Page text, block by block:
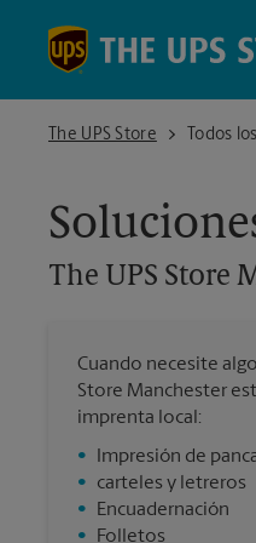
The UPS Store
The UPS Store Manchester
Todos
The UPS Store
Cuando necesite
Store Manchester
imprenta local:
•
Impresión de
•
carteles y letreros
•
Encuadernación
•
Folletos